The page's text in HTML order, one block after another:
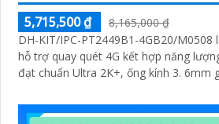
5,715,500 ₫
8,165,000 ₫
DH-KIT/IPC-PT2449B1-4GB20/M0508
hỗ trợ quay quét 4G kết hợp năng lượng mặt
đạt chuẩn Ultra 2K+, ống kính 3. 6mm